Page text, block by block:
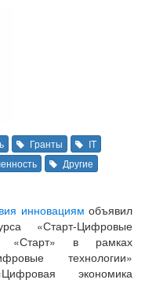
Гранты
IT
Другие
инновациям объявил
«Старт-Цифровые
«Старт» в рамках
технологии»
экономика